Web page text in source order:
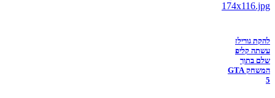
להקת גורילז
עשתה קליפ
שלם בתוך
המשחק GTA
5